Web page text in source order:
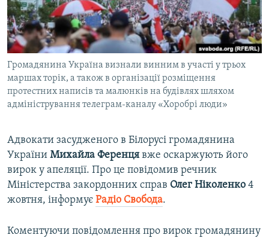
ВІДЕОУРОКИ «ELIFBE»
СВІДЧЕННЯ ОКУПАЦІЇ
УКРАЇНСЬКА ПРОБЛЕМА КРИМУ
ІНФОГРАФІКА
Русский
Qırımtatar
ДОЛУЧАЙСЯ!
Громадянина Україна визнали винним в участі у трьох
маршах торік, а також в організації розміщення
протестних написів та малюнків на будівлях шляхом
адміністрування телеграм-каналу «Хоробрі люди»
Адвокати засудженого в Білорусі громадянина
України Михайла Ференця вже оскаржують його
вирок у апеляції. Про це повідомив речник
Міністерства закордонних справ Олег Ніколенко 4
жовтня, інформує Радіо Свобода.
Коментуючи повідомлення про вирок громадянину